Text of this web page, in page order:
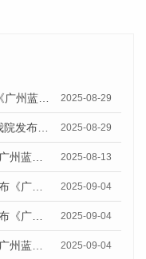
2025-08-29
2025-08-29
2025-08-13
2025-09-04
2025-09-04
2025-09-04